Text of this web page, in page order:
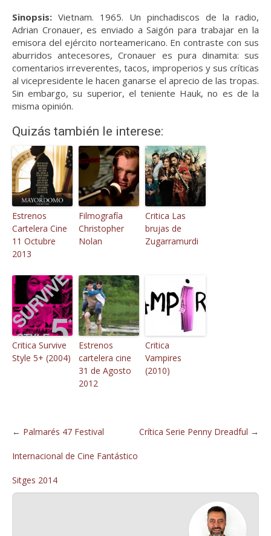
Sinopsis: Vietnam. 1965. Un pinchadiscos de la radio,
Adrian Cronauer, es enviado a Saigón para trabajar en la
emisora del ejército norteamericano. En contraste con sus
aburridos antecesores, Cronauer es pura dinamita: sus
comentarios irreverentes, tacos, improperios y sus críticas
al vicepresidente le hacen ganarse el aprecio de las tropas.
Sin embargo, su superior, el teniente Hauk, no es de la
misma opinión.
Quizás también le interese:
Estrenos
Cartelera Cine
11 Octubre
2013
Filmografía
Christopher
Nolan
Critica Las
brujas de
Zugarramurdi
Critica Survive
Style 5+ (2004)
Estrenos
cartelera cine
31 de Agosto
2012
Critica
Vampires
(2010)
Crítica Serie Penny Dreadful →
← Palmarés 47 Festival
Internacional de Cine Fantástico
Sitges 2014